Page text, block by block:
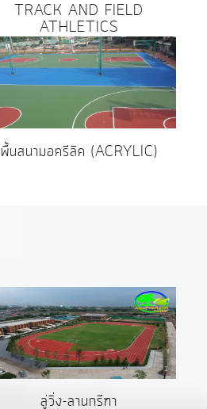
TRACK AND FIELD
ATHLETICS
พื้นสนามอครีลิค (ACRYLIC)
ลู่วิ่ง-ลานกรีฑา